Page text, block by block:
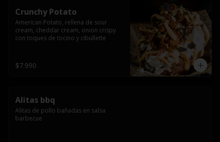
Crunchy Potato
American Potato, rellena de sour
cream, cheddar cream, onion crispy
con toques de tocino y cibullette
$7.990
Alitas bbq
Alitas de pollo bañadas en salsa
barbecue